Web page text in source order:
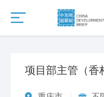
项目部主管（香